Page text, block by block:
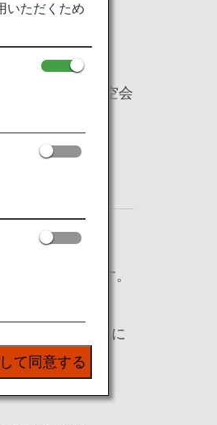
または他の航空会
定
場合があります。
は、各航空会社に
いただくため
て同意する